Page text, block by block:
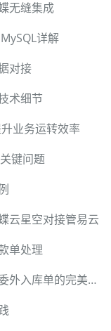
无缝集成
详解
对接
术细节
业务运转效率
键问题
云星空对接管易云
单处理
数据集成：金蝶云星空盘盈单与旺店通委外入库单的完美对接